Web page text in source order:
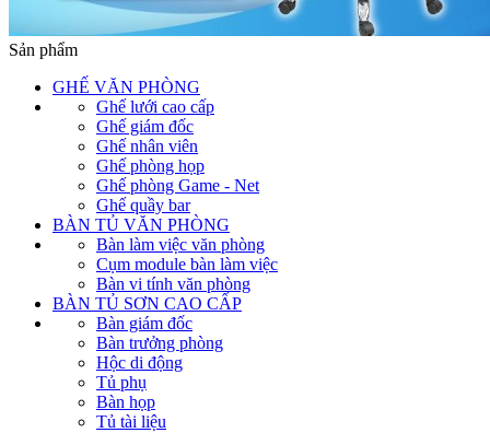
Sản phẩm
GHẾ VĂN PHÒNG
Ghế lưới cao cấp
Ghế giám đốc
Ghế nhân viên
Ghế phòng họp
Ghế phòng Game - Net
Ghế quầy bar
BÀN TỦ VĂN PHÒNG
Bàn làm việc văn phòng
Cụm module bàn làm việc
Bàn vi tính văn phòng
BÀN TỦ SƠN CAO CẤP
Bàn giám đốc
Bàn trưởng phòng
Hộc di động
Tủ phụ
Bàn họp
Tủ tài liệu